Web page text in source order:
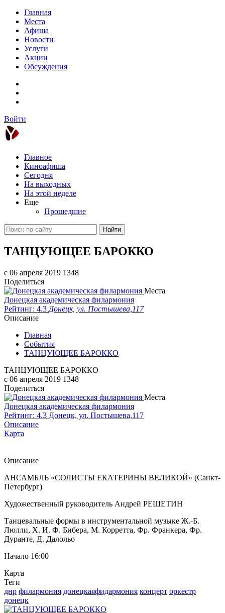
Главная
Места
Афиша
Новости
Услуги
Акции
Обсуждения
Войти
Главное
Киноафиша
Сегодня
На выходных
На этой неделе
Еще
Прошедшие
Найти
ТАНЦУЮЩЕЕ БАРОККО
c 06 апреля 2019 1348
Поделиться
Места
Донецкая академическая филармония
Рейтинг: 4.3 Донецк, ул. Постышева,117
Описание
Главная
События
ТАНЦУЮЩЕЕ БАРОККО
ТАНЦУЮЩЕЕ БАРОККО
c 06 апреля 2019 1348
Поделиться
Места
Донецкая академическая филармония
Рейтинг: 4.3 Донецк, ул. Постышева,117
Описание
Карта
Описание
АНСАМБЛЬ «СОЛИСТЫ ЕКАТЕРИНЫ ВЕЛИКОЙ» (Санкт-
Петербург)
Художественный руководитель Андрей РЕШЕТИН
Танцевальные формы в инструментальной музыке Ж.-Б.
Люлли, Х. И. Ф. Бибера, М. Корретта, Фр. Франкера, Фр.
Дуранте, Д. Далольо
Начало 16:00
Карта
Теги
днр филармония донецкаяфидармония концерт оркестр
донецк